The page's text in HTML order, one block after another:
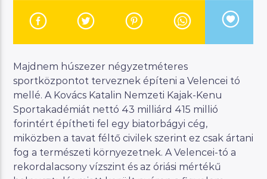
Manna FM
Majdnem húszezer négyzetméteres
sportközpontot terveznek építeni a Velencei tó
mellé. A Kovács Katalin Nemzeti Kajak-Kenu
Sportakadémiát nettó 43 milliárd 415 millió
forintért építheti fel egy biatorbágyi cég,
miközben a tavat féltő civilek szerint ez csak ártani
fog a természeti környezetnek. A Velencei-tó a
rekordalacsony vízszint és az óriási mértékű